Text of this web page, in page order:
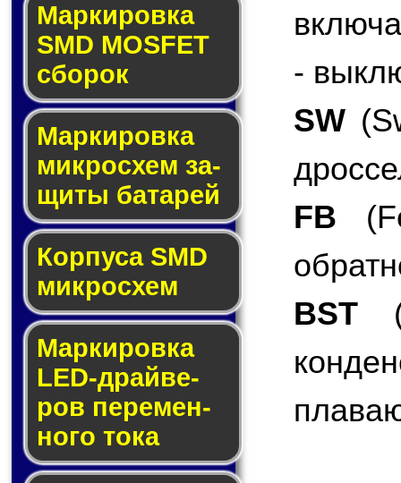
Мар­ки­ров­ка
SMD MOSFET
сбо­рок
Мар­ки­ров­ка
мик­ро­схем за­
щи­ты ба­та­рей
Корпуса SMD
мик­ро­схем
Маркировка
LED-драй­ве­
ров пе­ре­мен­
но­го то­ка
-
SW
FB
BST